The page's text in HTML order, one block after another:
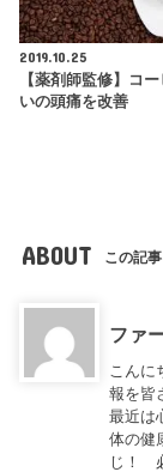
2019.10.25
【薬剤師監修】コ
いの頭痛を改善
ABOUT この記
ファ
こんに
報を皆
最近は
体の健
じ！